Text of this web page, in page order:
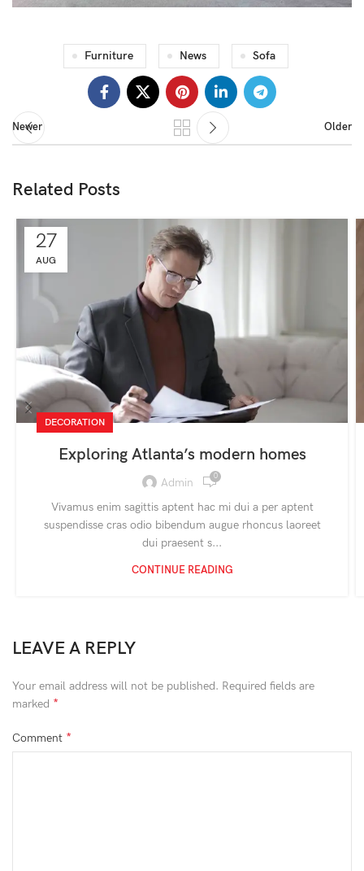
Furniture News Sofa
Newer Older
Related Posts
27
AUG
DECORATION
Exploring Atlanta’s modern homes
Admin 0
Vivamus enim sagittis aptent hac mi dui a per aptent
suspendisse cras odio bibendum augue rhoncus laoreet
dui praesent s...
CONTINUE READING
LEAVE A REPLY
Your email address will not be published. Required fields are
marked *
Comment *